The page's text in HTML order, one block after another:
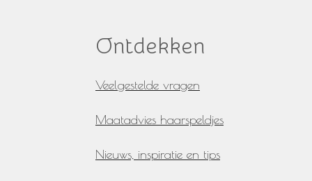
o
g
Ontdekken
Veelgestelde vragen
Maatadvies haarspeldjes
Nieuws, inspiratie en tips